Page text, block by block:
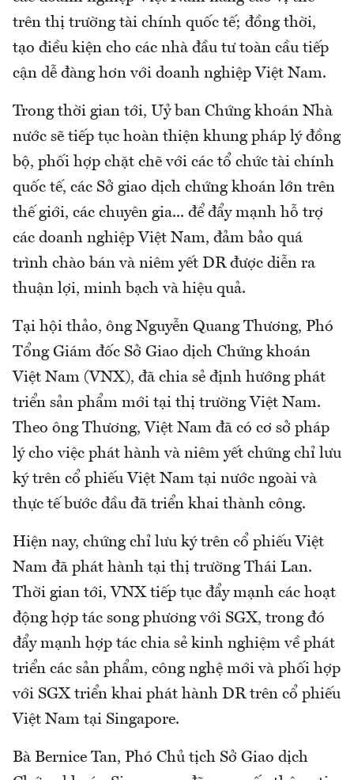
trên thị trường tài chính quốc tế; đồng thời,
tạo điều kiện cho các nhà đầu tư toàn cầu tiếp
cận dễ đàng hơn với doanh nghiệp Việt Nam.
Trong thời gian tới, Uỷ ban Chứng khoán Nhà
nước sẽ tiếp tục hoàn thiện khung pháp lý đồng
bộ, phối hợp chặt chẽ với các tổ chức tài chính
quốc tế, các Sở giao dịch chứng khoán lớn trên
thế giới, các chuyên gia... để đẩy mạnh hỗ trợ
các doanh nghiệp Việt Nam, đảm bảo quá
trình chào bán và niêm yết DR được diễn ra
thuận lợi, minh bạch và hiệu quả.
Tại hội thảo, ông Nguyễn Quang Thương, Phó
Tổng Giám đốc Sở Giao dịch Chứng khoán
Việt Nam (VNX), đã chia sẻ định hướng phát
triển sản phẩm mới tại thị trường Việt Nam.
Theo ông Thương, Việt Nam đã có cơ sở pháp
lý cho việc phát hành và niêm yết chứng chỉ lưu
ký trên cổ phiếu Việt Nam tại nước ngoài và
thực tế bước đầu đã triển khai thành công.
Hiện nay, chứng chỉ lưu ký trên cổ phiếu Việt
Nam đã phát hành tại thị trường Thái Lan.
Thời gian tới, VNX tiếp tục đẩy mạnh các hoạt
động hợp tác song phương với SGX, trong đó
đẩy mạnh hợp tác chia sẻ kinh nghiệm về phát
triển các sản phẩm, công nghệ mới và phối hợp
với SGX triển khai phát hành DR trên cổ phiếu
Việt Nam tại Singapore.
Bà Bernice Tan, Phó Chủ tịch Sở Giao dịch